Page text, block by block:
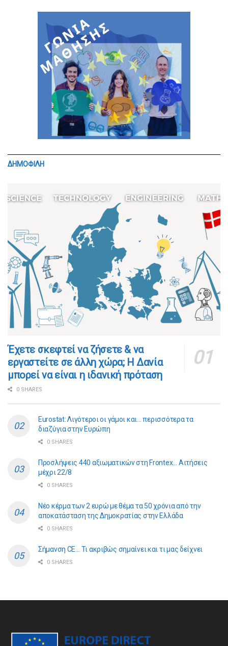
ΔΗΜΟΦΙΛΗ
​​Έχετε σκεφτεί να ζήσετε & να
εργαστείτε σε άλλη χώρα; Η Δανία
μπορεί να είναι η ιδανική πρόταση
0 SHARES
Eurostat: Λιγότεροι οι γάμοι και… περισσότερα τα
διαζύγια στην Ευρώπη
0 SHARES
Προσλήψεις 440 αξιωματικών στη Frontex… Αιτήσεις
μέχρι 22/8
0 SHARES
Νέο κέρμα των 2 ευρώ με θέμα τα 50 χρόνια από την
αποκατάσταση της Δημοκρατίας στην Ελλάδα
0 SHARES
Σήμανση CE… Τι ακριβώς σημαίνει και τι μας δείχνει
0 SHARES